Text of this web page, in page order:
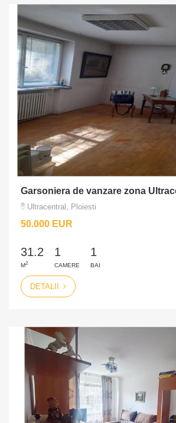
Garsoniera de vanzare zona
Ultracentral, Ploiesti
50.000 EUR
31.2
M2
1
CAMERE
1
BAI
DETALII